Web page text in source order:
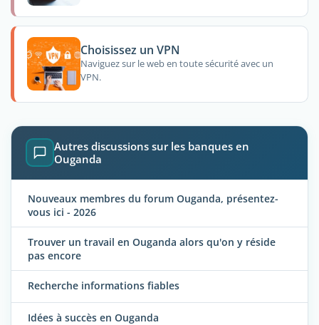
Choisissez un VPN
Naviguez sur le web en toute sécurité avec un
VPN.
Autres discussions sur les banques en
Ouganda
Nouveaux membres du forum Ouganda, présentez-
vous ici - 2026
Trouver un travail en Ouganda alors qu'on y réside
pas encore
Recherche informations fiables
Idées à succès en Ouganda